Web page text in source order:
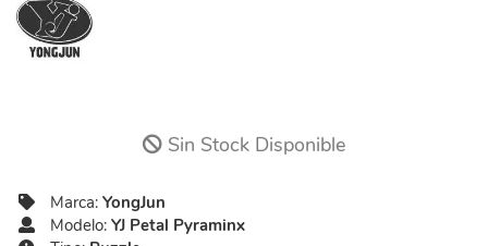
Sin Stock Disponible
Marca: YongJun
Modelo: YJ Petal Pyraminx